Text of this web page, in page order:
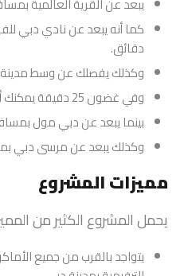
دقائق.
وكذلك يفصلك عن وسط مدينة دبي
وفي غضون 25 دقيقة يمكنك أن تصل إلى مطار دبي الدولي.
بينما يبعد عن دبي مول بمسافة 35
وكذلك يبعد عن مرسى دبي بمسافة 35
مميزات المشروع
يحمل المشروع الكثير من
يتواجد بالقرب من جميع